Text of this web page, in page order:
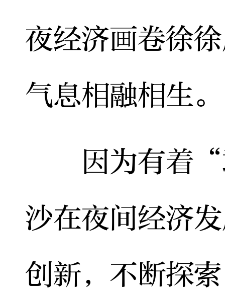
夜经济画卷徐
气息相融相生。
因为有着“
沙在夜间经济
创新，不断探